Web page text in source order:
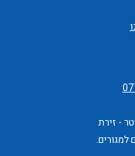
- זירת
למגורים.